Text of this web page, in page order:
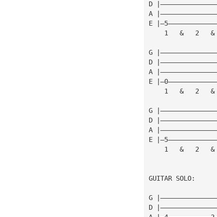
D
A
E
1   &   2
G
D
A
E
1   &   2
G
D
A
E
1   &   2
GUITAR SOLO:
G
D